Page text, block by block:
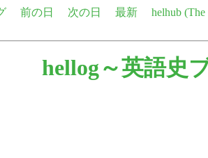
前の日 次の日 最新
helhub
hellog～英語史